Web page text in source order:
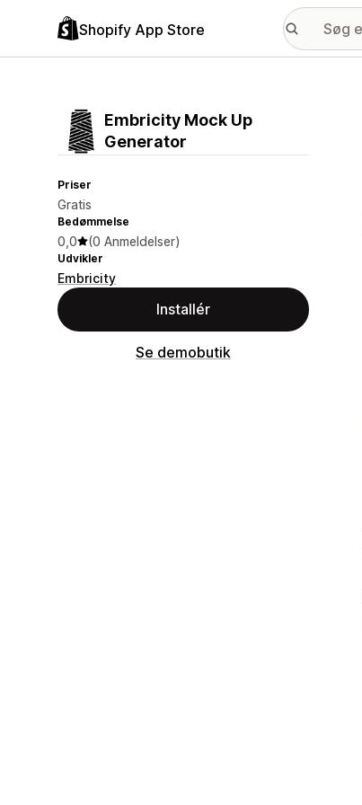
Shopify App Store
Embricity Mock Up
Generator
Priser
Gratis
Bedømmelse
0,0 (0 Anmeldelser)
Udvikler
Embricity
Installér
Se demobutik